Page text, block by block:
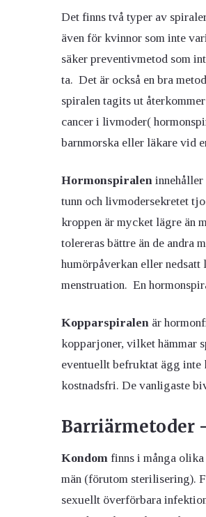
Det finns två typer av
även för kvinnor som inte
säker preventivmetod som
ta. Det är också en bra
spiralen tagits ut
cancer i livmoder(
barnmorska eller läkare vid
Hormonspiralen
tunn och livmodersekretet
kroppen är mycket lägre än
tolereras bättre än de andra
humörpåverkan eller
menstruation. En
Kopparspiralen är
kopparjoner, vilket hämmar
eventuellt befruktat ägg inte
kostnadsfri. De vanligaste
Barriärmetoder
Kondom finns i många
män (förutom sterilisering).
sexuellt överförbara